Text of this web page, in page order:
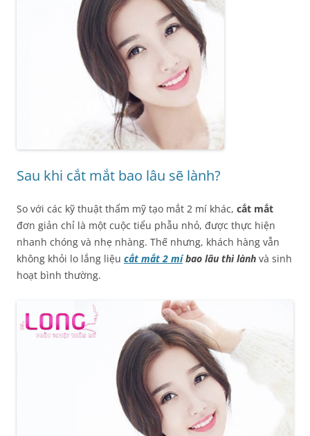
Sau khi cắt mắt bao lâu sẽ lành?
So với các kỹ thuật thẩm mỹ tạo mắt 2 mí khác, cắt mắt
đơn giản chỉ là một cuộc tiểu phẫu nhỏ, được thực hiện
nhanh chóng và nhẹ nhàng. Thế nhưng, khách hàng vẫn
không khỏi lo lắng liệu cắt mắt 2 míbao lâu thì lành và sinh
hoạt bình thường.